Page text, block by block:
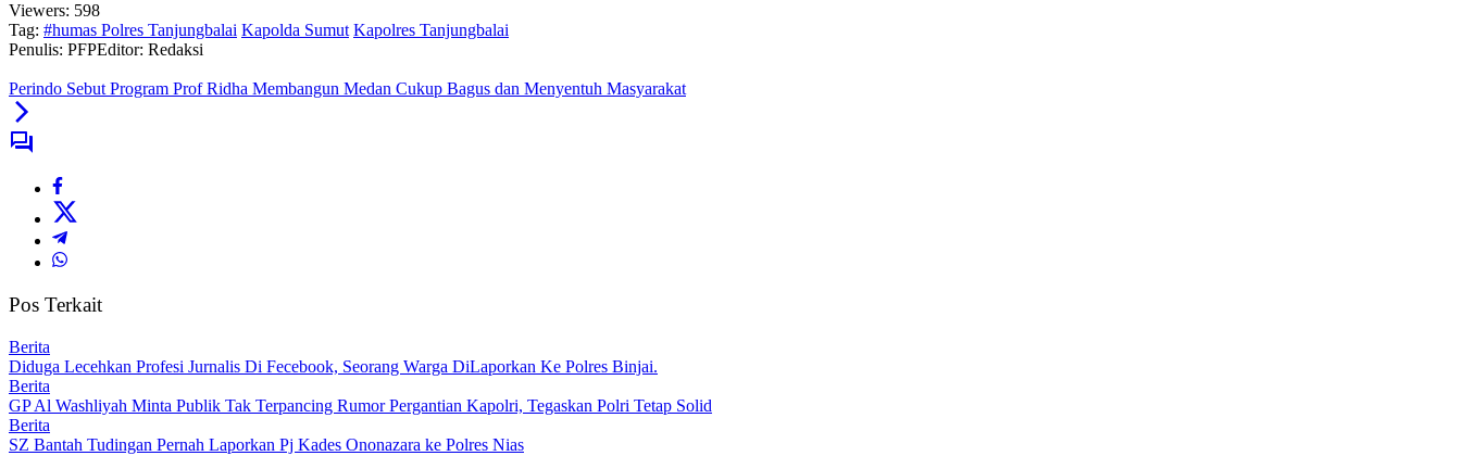
Viewers: 598
Tag: #humas Polres Tanjungbalai Kapolda Sumut Kapolres Tanjungbalai
Penulis: PFPEditor: Redaksi
Perindo Sebut Program Prof Ridha Membangun Medan Cukup Bagus dan Menyentuh Masyarakat
Pos Terkait
Berita
Diduga Lecehkan Profesi Jurnalis Di Fecebook, Seorang Warga DiLaporkan Ke Polres Binjai.
Berita
GP Al Washliyah Minta Publik Tak Terpancing Rumor Pergantian Kapolri, Tegaskan Polri Tetap Solid
Berita
SZ Bantah Tudingan Pernah Laporkan Pj Kades Ononazara ke Polres Nias